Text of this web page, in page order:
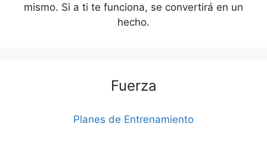
mismo. Si a ti te funciona, se convertirá en un
hecho.
Fuerza
Planes de Entrenamiento